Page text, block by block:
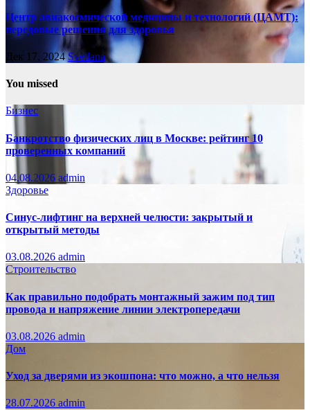
Центр авиакосмической медицины и технологий (ЦАМТ):
передовые решения для здоровья
Дек 17, 2024Svetlana
You missed
Бизнес
Банкротство физических лиц в Москве: рейтинг 10
проверенных компаний
04.08.2026 admin
Здоровье
Синус-лифтинг на верхней челюсти: закрытый и
открытый методы
03.08.2026 admin
Строительство
Как правильно подобрать монтажный зажим под тип
провода и напряжение линии электропередачи
03.08.2026 admin
Дом
Уход за дверями из экошпона: что можно, а что нельзя
28.07.2026 admin